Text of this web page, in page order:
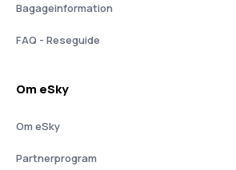
Bagageinformation
FAQ - Reseguide
Om eSky
Om eSky
Partnerprogram